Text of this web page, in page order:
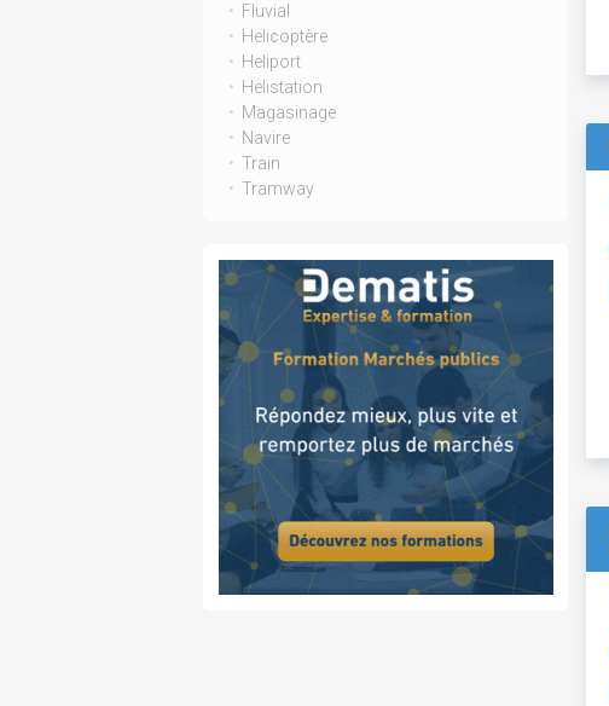
Fluvial
Helicoptère
Heliport
Helistation
Magasinage
Navire
Train
Tramway